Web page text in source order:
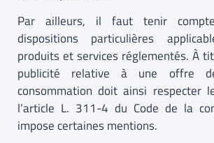
Par ailleurs, il faut tenir
dispositions particulières
produits et services réglementés. À
publicité relative à une offre
consommation doit ainsi respecter
l’article L. 311-4 du Code de la
impose certaines mentions.